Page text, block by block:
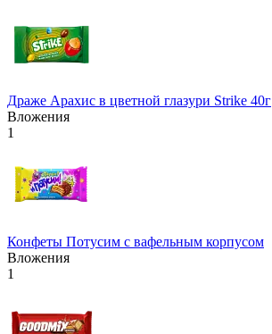
Драже Арахис в цветной глазури Strike 40г
Вложения
1
Конфеты Потусим с вафельным корпусом
Вложения
1